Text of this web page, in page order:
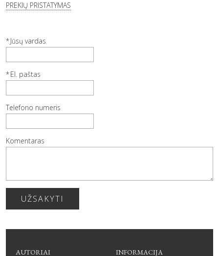
PREKIŲ PRISTATYMAS
Jūsų vardas
El. paštas
Telefono numeris
Komentaras
UŽSAKYTI
AUTORIAI INFORMACIJA